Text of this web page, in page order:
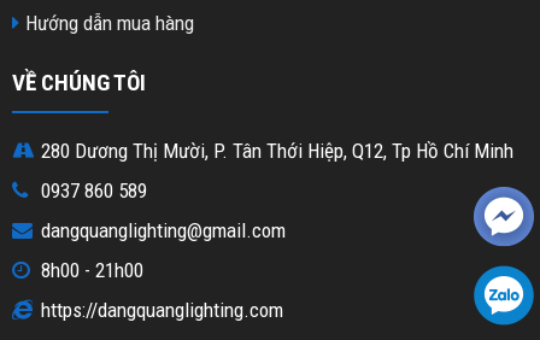
Hướng dẫn mua hàng
VỀ CHÚNG TÔI
280 Dương Thị Mười, P. Tân Thới Hiệp, Q12, Tp Hồ Chí Minh
0937 860 589
dangquanglighting@gmail.com
8h00 - 21h00
https://dangquanglighting.com